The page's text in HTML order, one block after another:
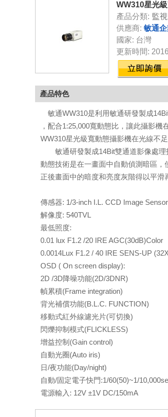
WW310星光
產品分類: 監
供應商: 敏通
國家: 台灣
更新時間:
產品特色
敏通WW310是利用敏通研發製成
，配合1:25,000寬動態比，讓此攝影
WW310星光級寬動態攝影機在光線不
敏通研發製成14Bit雙通道影像處理
動態技術是在一畫面中自動偵測暗區
正後畫面中的暗度和亮度灰階得以平滑
傳感器: 1/3-inch I.L. CCD Image Sensor
解像度: 540TVL
最低照度:
0.01 lux F1.2 /20 IRE AGC(30dB)Color
0.0014Lux F1.2 / 40 IRE SENS-UP
OSD ( On screen display):
2D /3D降噪功能(2D/3DNR)
幀累積(Frame integration)
背光補償功能(B.L.C. FUNCTION)
移動式紅外線濾光片(可切換)
閃爍抑制模式(FLICKLESS)
增益控制(Gain control)
自動光圈(Auto iris)
日/夜功能(Day/night)
自動/固定電子快門:1/60(50)~1/
電源輸入: 12V ±1V DC/150mA